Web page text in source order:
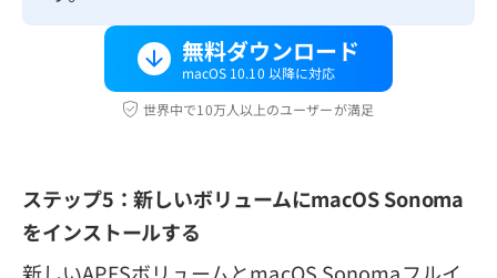
無料ダウンロード
macOS 10.10 以降に対応
世界中で10万人以上のユーザーが満足
ステップ5：新しいボリュームにmacOS Sonoma
をインストールする